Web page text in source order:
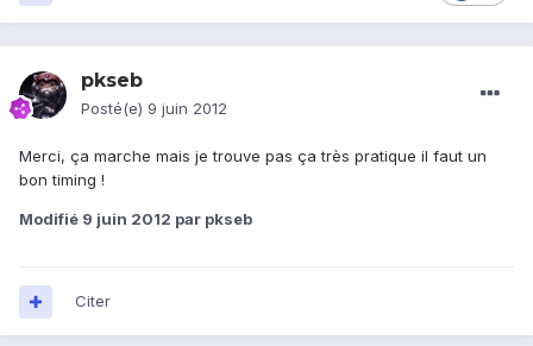
pkseb
Posté(e) 9 juin 2012
Merci, ça marche mais je trouve pas ça très pratique il faut un
bon timing !
Modifié 9 juin 2012 par pkseb
Citer